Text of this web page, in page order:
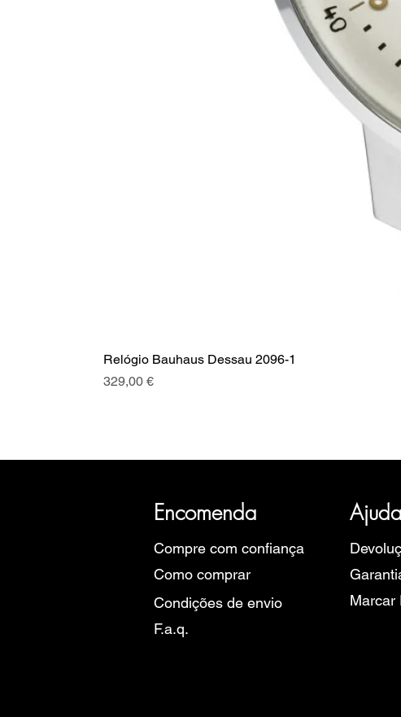
Relógio Bauhaus Dessau 2096-1
Preço
329,00 €
Encomenda Ajuda
Compre com confiança
Como comprar
Condições de envio
Marcar
F.a.q.